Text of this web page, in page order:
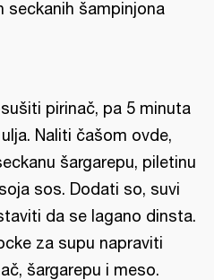
seckanih šampinjona
pirinač, pa 5 minuta
Naliti čašom ovde,
šargarepu, piletinu
sos. Dodati so, suvi
da se lagano dinsta.
za supu napraviti
šargarepu i meso.